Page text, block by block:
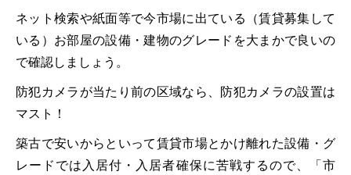
ネット検索や紙面等で今市場に出ている（賃貸募集して
いる）お部屋の設備・建物のグレードを大まかで良いの
で確認しましょう。
防犯カメラが当たり前の区域なら、防犯カメラの設置は
マスト！
築古で安いからといって賃貸市場とかけ離れた設備・グ
レードでは入居付・入居者確保に苦戦するので、「市